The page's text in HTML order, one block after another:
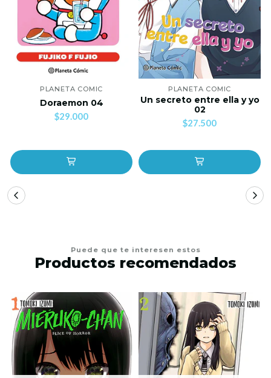
PLANETA COMIC
Doraemon 04
$29.000
PLANETA COMIC
Un secreto entre ella y yo
02
$27.500
Puede que te interesen estos
Productos recomendados